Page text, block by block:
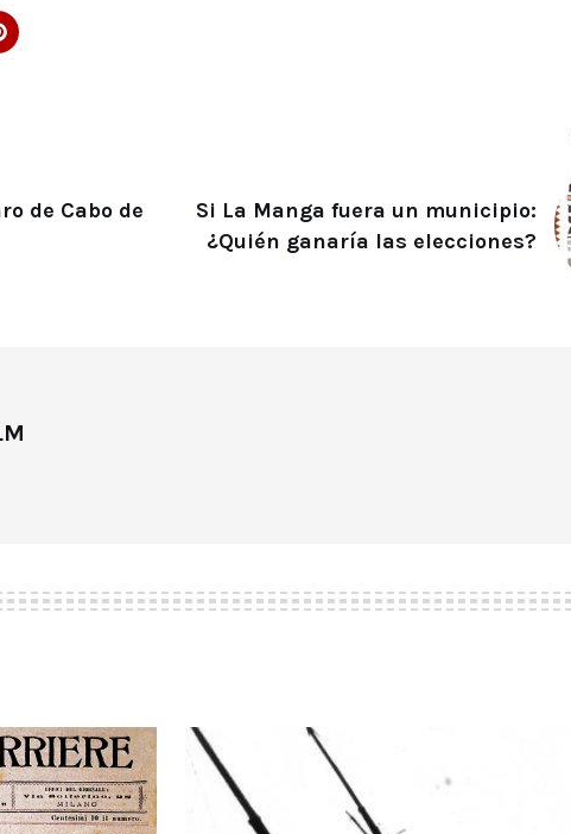
de Cabo de
Si La Manga fuera un municipio:
¿Quién ganaría las elecciones?